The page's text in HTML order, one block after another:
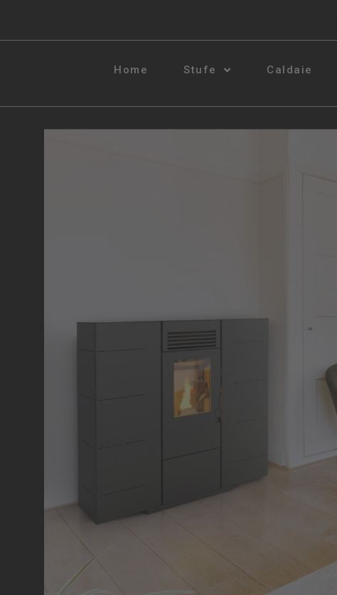
Home Stufe Caldaie